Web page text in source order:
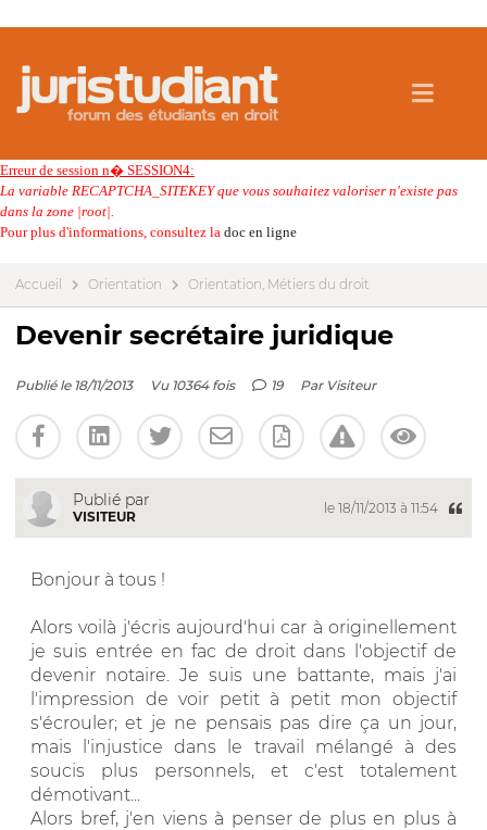
Erreur de session n� SESSION4:
La variable RECAPTCHA_SITEKEY que vous souhaitez valoriser n'existe pas
dans la zone |root|.
Pour plus d'informations, consultez la doc en ligne
Accueil Orientation Orientation, Métiers du droit
Devenir secrétaire juridique
Publié le 18/11/2013 Vu 10364 fois 19 Par Visiteur
Publié par
VISITEUR
le 18/11/2013 à 11:54
Bonjour à tous !
Alors voilà j'écris aujourd'hui car à originellement
je suis entrée en fac de droit dans l'objectif de
devenir notaire. Je suis une battante, mais j'ai
l'impression de voir petit à petit mon objectif
s'écrouler; et je ne pensais pas dire ça un jour,
mais l'injustice dans le travail mélangé à des
soucis plus personnels, et c'est totalement
démotivant...
Alors bref, j'en viens à penser de plus en plus à